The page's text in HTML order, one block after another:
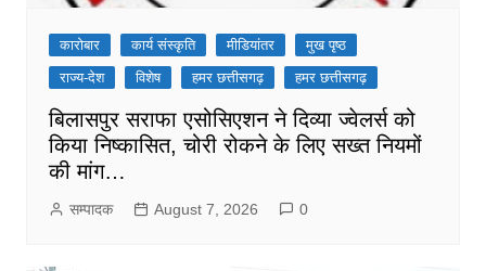
कारोबार कार्य संस्कृति मीडियांतर
मुख पृष्ठ
राज्य-देश
विशेष हमर छत्तीसगढ़ हमर छत्तीसगढ़
बिलासपुर सराफा एसोसिएशन ने दिव्या ज्वेलर्स को
किया निष्कासित, चोरी रोकने के लिए सख्त नियमों
की मांग…
सम्पादक August 7, 2026 0